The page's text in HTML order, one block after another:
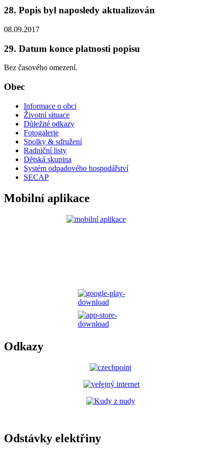
28. Popis byl naposledy aktualizován
08.09.2017
29. Datum konce platnosti popisu
Bez časového omezení.
Obec
Informace o obci
Životní situace
Důležité odkazy
Fotogalerie
Spolky & sdružení
Radniční listy
Dětská skupina
Systém odpadového hospodářství
SECAP
Mobilní aplikace
Odkazy
Odstávky elektřiny